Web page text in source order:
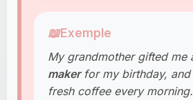
📖Exemple
My grandmother gifted me
makerfor my birthday, and
fresh coffee every morning.